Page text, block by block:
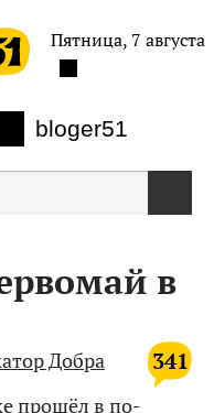
bloger51
Пятница, 7 августа
в
341
Добра
прошёл в по-